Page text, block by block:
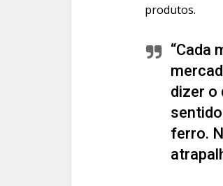
produtos.
“Cada
dizer o
ferro.